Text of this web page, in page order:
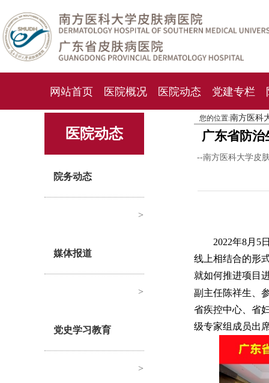
网站首页 医院概况 医院动态 党建专栏
化妆品检测中心 就诊指南 人才
医院动态
院务动态
>
媒体报道
>
党史学习教育
>
您的位置:南方医科
广东省防
--南方医科大学皮
2022年8月5
线上相结合的形
就如何推进项目
副主任陈祥生、
省疾控中心、省
级专家组成员出